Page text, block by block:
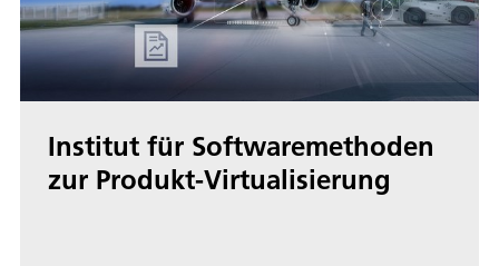
Institut für Softwaremethoden
zur Produkt-Virtualisierung